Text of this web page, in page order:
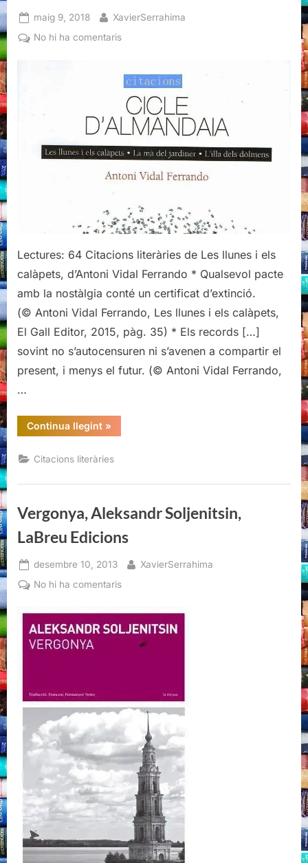
Posted
on
maig 9, 2018 By
XavierSerrahima
No hi ha comentarisa
de
Les
llunes
i
els
calàpets,
d'Antoni
Ferrando
Lectures: 64 Citacions literàries de Les llunes i els
calàpets, d’Antoni Vidal Ferrando * Qualsevol pacte
amb la nostàlgia conté un certificat d’extinció.
(© Antoni Vidal Ferrando, Les llunes i els calàpets,
El Gall Editor, 2015, pàg. 35) * Els records […]
sovint no s’autocensuren ni s’avenen a compartir el
present, i menys el futur. (© Antoni Vidal Ferrando,
…
Continua llegint“Citacions
literàries
Les
llunes
els
Vidal
Ferrando”
»
Citacions literàries
Vergonya, Aleksandr Soljenitsin,
LaBreu Edicions
Posted
on
desembre 10, 2013 By
XavierSerrahima
No hi ha comentarisa
Aleksandr
Soljenitsin,
LaBreu